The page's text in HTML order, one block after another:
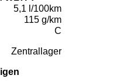
5,1 l/100km
115 g/km
C
Zentrallager